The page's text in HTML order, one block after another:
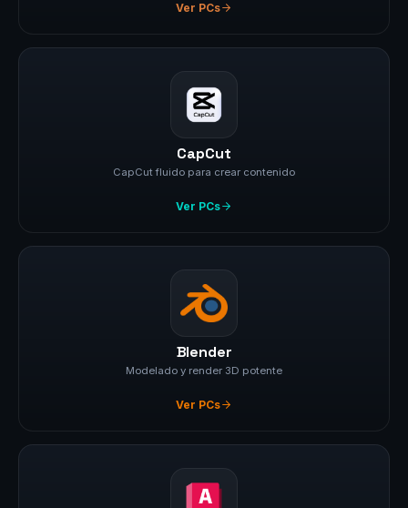
Ver PCs
CapCut
CapCut fluido para crear contenido
Ver PCs
Blender
Modelado y render 3D potente
Ver PCs